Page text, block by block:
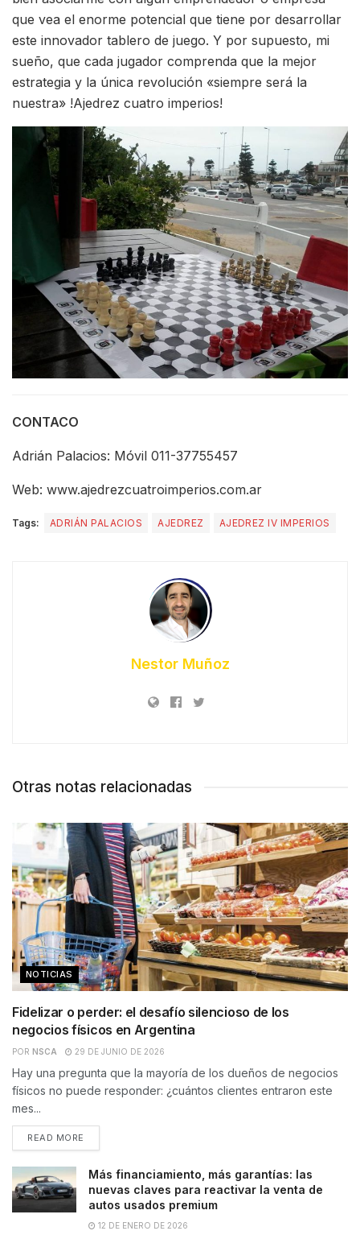
que vea el enorme potencial que tiene por desarrollar
este innovador tablero de juego. Y por supuesto, mi
sueño, que cada jugador comprenda que la mejor
estrategia y la única revolución «siempre será la
nuestra» !Ajedrez cuatro imperios!
CONTACO
Adrián Palacios: Móvil 011-37755457
Web: www.ajedrezcuatroimperios.com.ar
Tags: ADRIÁN PALACIOS AJEDREZ AJEDREZ IV IMPERIOS
Nestor Muñoz
Otras notas relacionadas
NOTICIAS
Fidelizar o perder: el desafío silencioso de los
negocios físicos en Argentina
POR NSCA 29 DE JUNIO DE 2026
Hay una pregunta que la mayoría de los dueños de negocios
físicos no puede responder: ¿cuántos clientes entraron este
mes...
READ MORE
Más financiamiento, más garantías: las
nuevas claves para reactivar la venta de
autos usados premium
12 DE ENERO DE 2026